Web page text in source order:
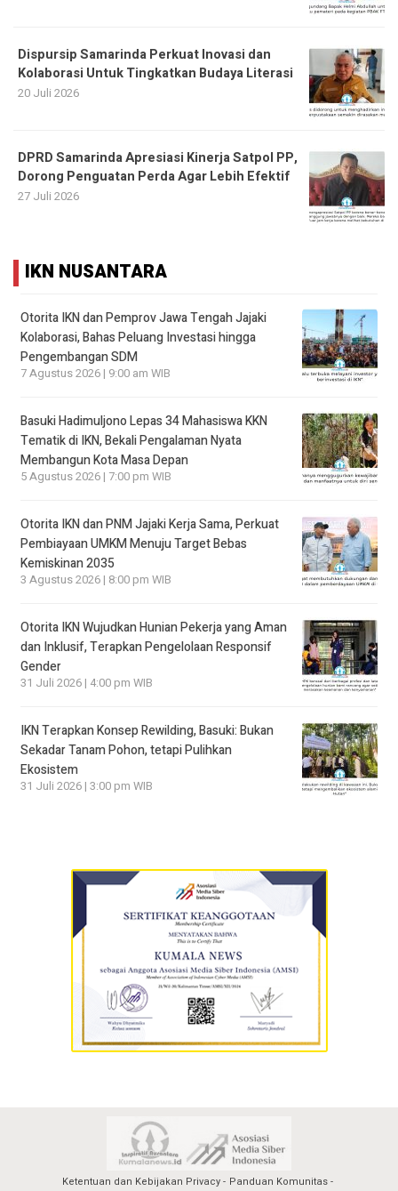
Dispursip Samarinda Perkuat Inovasi dan
Kolaborasi Untuk Tingkatkan Budaya Literasi
20 Juli 2026
DPRD Samarinda Apresiasi Kinerja Satpol PP,
Dorong Penguatan Perda Agar Lebih Efektif
27 Juli 2026
IKN NUSANTARA
Otorita IKN dan Pemprov Jawa Tengah Jajaki
Kolaborasi, Bahas Peluang Investasi hingga
Pengembangan SDM
7 Agustus 2026 | 9:00 am WIB
Basuki Hadimuljono Lepas 34 Mahasiswa KKN
Tematik di IKN, Bekali Pengalaman Nyata
Membangun Kota Masa Depan
5 Agustus 2026 | 7:00 pm WIB
Otorita IKN dan PNM Jajaki Kerja Sama, Perkuat
Pembiayaan UMKM Menuju Target Bebas
Kemiskinan 2035
3 Agustus 2026 | 8:00 pm WIB
Otorita IKN Wujudkan Hunian Pekerja yang Aman
dan Inklusif, Terapkan Pengelolaan Responsif
Gender
31 Juli 2026 | 4:00 pm WIB
IKN Terapkan Konsep Rewilding, Basuki: Bukan
Sekadar Tanam Pohon, tetapi Pulihkan
Ekosistem
31 Juli 2026 | 3:00 pm WIB
Ketentuan dan Kebijakan Privacy Panduan Komunitas